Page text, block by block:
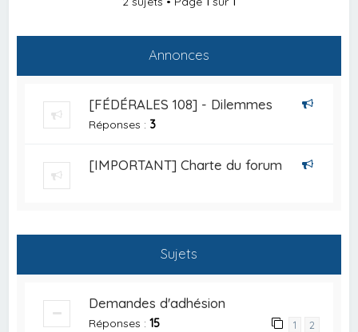
Annonces
[FÉDÉRALES 108] - Dilemmes
Réponses : 3
[IMPORTANT] Charte du forum
Sujets
Demandes d'adhésion
Réponses :15 1 2